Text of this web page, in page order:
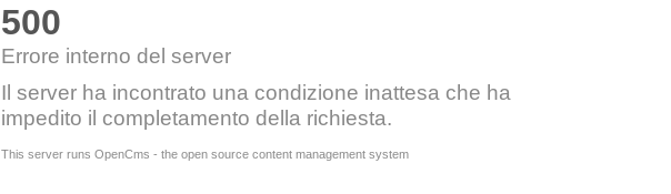
500
Errore interno del server
Il server ha incontrato una condizione inattesa che ha
impedito il completamento della richiesta.
This server runs OpenCms - the open source content management system